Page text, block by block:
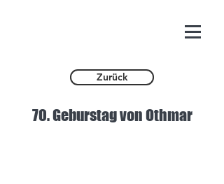
Zurück
70. Geburstag von Othmar